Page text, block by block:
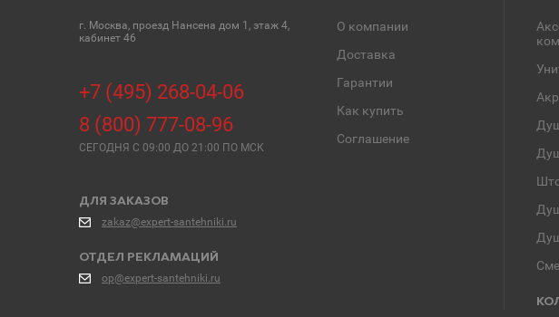
г. Москва, проезд Нансена дом 1, этаж 4,
кабинет 46
+7 (495) 268-04-06
8 (800) 777-08-96
СЕГОДНЯ C 09:00 ДО 21:00 ПО МСК
ДЛЯ ЗАКАЗОВ
zakaz@expert-santehniki.ru
ОТДЕЛ РЕКЛАМАЦИЙ
op@expert-santehniki.ru
О компании
Доставка
Гарантии
Как купить
Соглашение